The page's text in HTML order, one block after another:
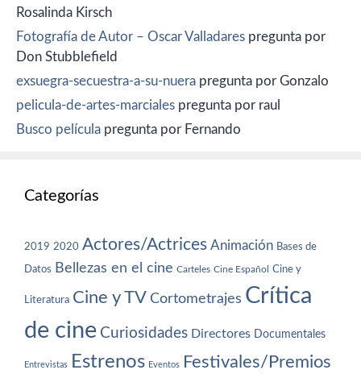
Rosalinda Kirsch
Fotografía de Autor – Oscar Valladares pregunta por
Don Stubblefield
exsuegra-secuestra-a-su-nuera pregunta por Gonzalo
pelicula-de-artes-marciales pregunta por raul
Busco película pregunta por Fernando
Categorías
2019 2020 Actores/Actrices Animación Bases de
Datos Bellezas en el cine Carteles Cine Español Cine y
Literatura Cine y TV Cortometrajes Crítica
de cine Curiosidades Directores Documentales
Entrevistas Estrenos Eventos Festivales/Premios